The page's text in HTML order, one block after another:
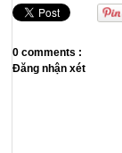
0 comments :
Đăng nhận xét